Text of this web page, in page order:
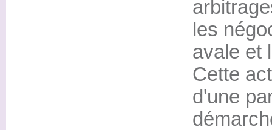
les
avale et
Cette
d'une